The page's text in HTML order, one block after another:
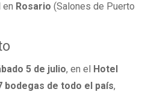
en Rosario (Salones de Puerto
5 de julio, en el Hotel
bodegas de todo el país,